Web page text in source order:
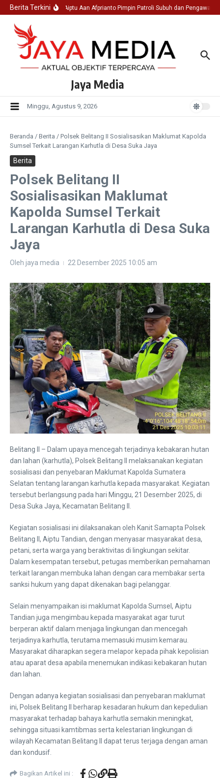
Lewati ke konten
Berita TerkiniKa SPK I Aiptu Aan Afprianto Pimpin Patroli Subuh dan
Jaya Media
Minggu, Agustus 9, 2026
Beranda / Berita / Polsek Belitang II Sosialisasikan Maklumat Kapolda
Sumsel Terkait Larangan Karhutla di Desa Suka Jaya
Berita
Polsek Belitang II
Sosialisasikan Maklumat
Kapolda Sumsel Terkait
Larangan Karhutla di Desa Suka
Jaya
Oleh jaya media 22 Desember 2025 10:05 am
Belitang II – Dalam upaya mencegah terjadinya kebakaran hutan
dan lahan (karhutla), Polsek Belitang II melaksanakan kegiatan
sosialisasi dan penyebaran Maklumat Kapolda Sumatera
Selatan tentang larangan karhutla kepada masyarakat. Kegiatan
tersebut berlangsung pada hari Minggu, 21 Desember 2025, di
Desa Suka Jaya, Kecamatan Belitang II.
Kegiatan sosialisasi ini dilaksanakan oleh Kanit Samapta Polsek
Belitang II, Aiptu Tandian, dengan menyasar masyarakat desa,
petani, serta warga yang beraktivitas di lingkungan sekitar.
Dalam kesempatan tersebut, petugas memberikan pemahaman
terkait larangan membuka lahan dengan cara membakar serta
sanksi hukum yang dapat dikenakan bagi pelanggar.
Selain menyampaikan isi maklumat Kapolda Sumsel, Aiptu
Tandian juga mengimbau kepada masyarakat agar turut
berperan aktif dalam menjaga lingkungan dan mencegah
terjadinya karhutla, terutama memasuki musim kemarau.
Masyarakat diharapkan segera melapor kepada pihak kepolisian
atau aparat desa apabila menemukan indikasi kebakaran hutan
dan lahan.
Dengan adanya kegiatan sosialisasi dan penyebaran maklumat
ini, Polsek Belitang II berharap kesadaran hukum dan kepedulian
masyarakat terhadap bahaya karhutla semakin meningkat,
sehingga situasi kamtibmas serta kelestarian lingkungan di
wilayah Kecamatan Belitang II dapat terus terjaga dengan aman
dan kondusif.
Bagikan Artikel ini :